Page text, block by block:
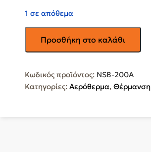
1 σε απόθεμα
PLUS
Δαπέδου
2000W
200A
Προσθήκη στο καλάθι
Κωδικός προϊόντος: NSB-200A
Κατηγορίες: Αερόθερμα, Θέρμανση